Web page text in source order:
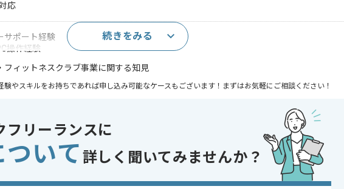
応
サポート経験
操作経験
フィットネスクラブ事業に関する知見
やスキルをお持ちであれば申し込み可能なケースもございます！まずはお気軽にご相談ください！
20代活躍中 , 30代活躍中 , 40代活躍中 , 長期プロジェクト , 急募 , BtoC向け , 新技術
日から可能
続きをみる
フリーランスに
いて 詳しく聞いてみませんか？